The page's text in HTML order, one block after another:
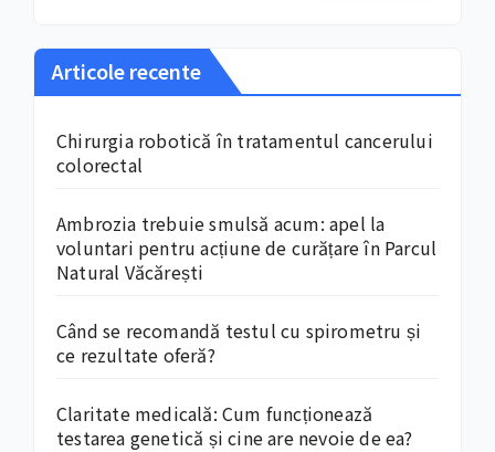
Articole recente
Chirurgia robotică în tratamentul cancerului
colorectal
Ambrozia trebuie smulsă acum: apel la
voluntari pentru acțiune de curățare în Parcul
Natural Văcărești
Când se recomandă testul cu spirometru și
ce rezultate oferă?
Claritate medicală: Cum funcționează
testarea genetică și cine are nevoie de ea?